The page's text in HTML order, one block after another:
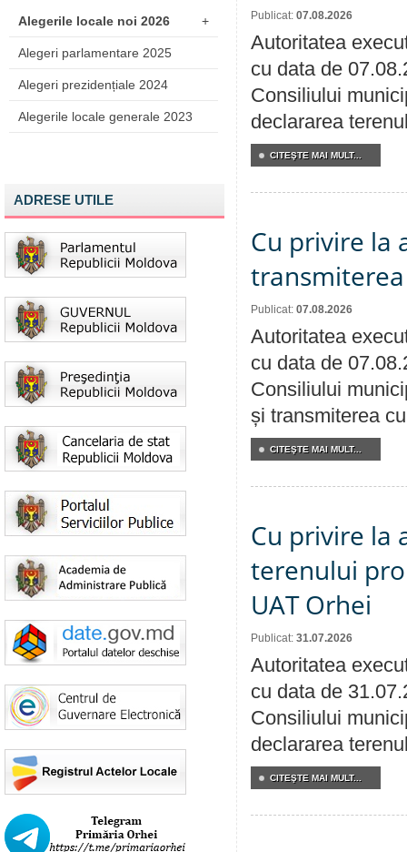
Alegerile locale noi 2026 +
Alegeri parlamentare 2025
Alegeri prezidențiale 2024
Alegerile locale generale 2023
ADRESE UTILE
Publicat: 07.08.2026
Autoritatea
cu data de
Consiliului
declararea
CITEŞTE MAI MULT...
Cu privire la
Publicat: 07.08.2026
Autoritatea
cu data de
Consiliului
și transmiterea
CITEŞTE MAI MULT...
Cu privire la
terenului
UAT Orhei
Publicat: 31.07.2026
Autoritatea
cu data de
Consiliului
declararea
CITEŞTE MAI MULT...